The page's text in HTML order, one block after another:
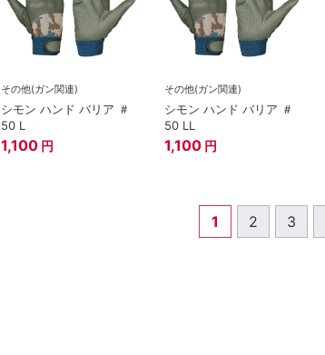
その他(ガン関連)
シモン ハンド バリア ＃
50 L
1,100 円
その他(ガン関連)
シモン ハンド バリア ＃
50 LL
1,100 円
1 2 3